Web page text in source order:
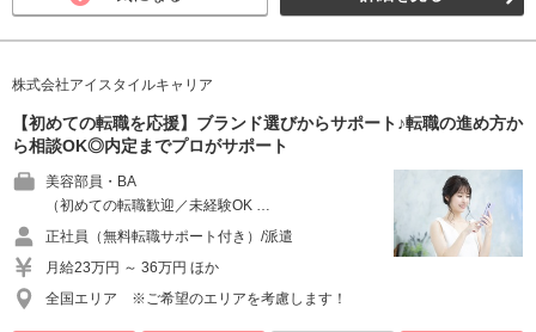
株式会社アイスタイルキャリア
【初めての転職を応援】ブランド選びからサポート♪転職の進め方か
ら相談OK◎内定までプロがサポート
美容部員・BA
（初めての転職歓迎／未経験OK …
正社員（無料転職サポート付き）/派遣
月給23万円 ～ 36万円 ほか
全国エリア ※ご希望のエリアを考慮します！